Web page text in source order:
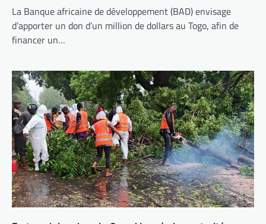
La Banque africaine de développement (BAD) envisage
d’apporter un don d’un million de dollars au Togo, afin de
financer un…